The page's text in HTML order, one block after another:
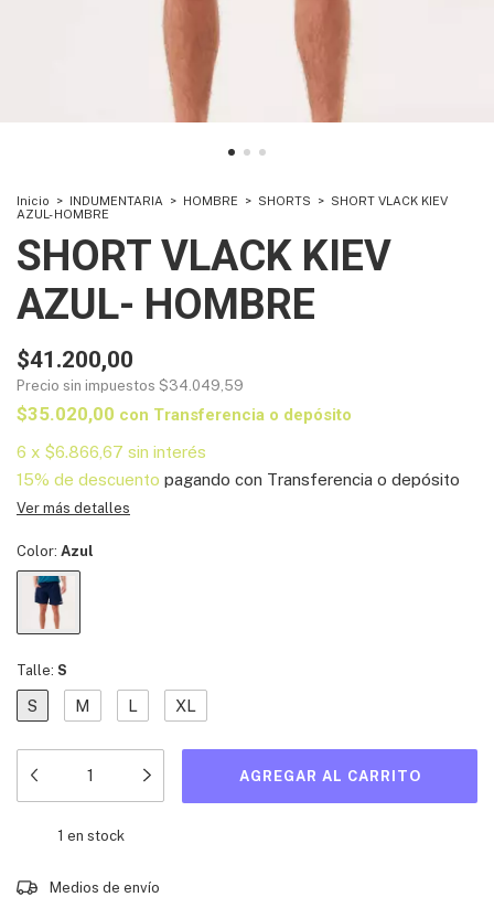
Inicio > INDUMENTARIA > HOMBRE > SHORTS > SHORT VLACK KIEV
AZUL- HOMBRE
SHORT VLACK KIEV
AZUL- HOMBRE
$41.200,00
Precio sin impuestos $34.049,59
$35.020,00 con Transferencia o depósito
6 x $6.866,67 sin interés
15% de descuento pagando con Transferencia o depósito
Ver más detalles
Color: Azul
Talle: S
S M L XL
1 en stock
Entregas para el CP:
Medios de envío